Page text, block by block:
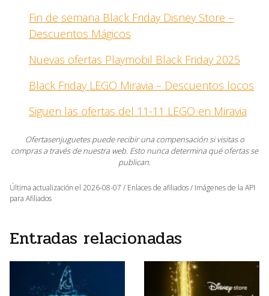
Fin de semana Black Friday Disney Store –
Descuentos Mágicos
Nuevas ofertas Playmobil Black Friday 2025
Black Friday LEGO Miravia – Descuentos locos
Siguen las ofertas del 11-11 LEGO en Miravia
Ofertasenjuguetes puede recibir una compensación si visitas o
compras a través de nuestra web. Esto nunca determina qué ofertas se
publican.
Última actualización el 2026-08-07 / Enlaces de afiliados / Imágenes de la API
para Afiliados
Entradas relacionadas